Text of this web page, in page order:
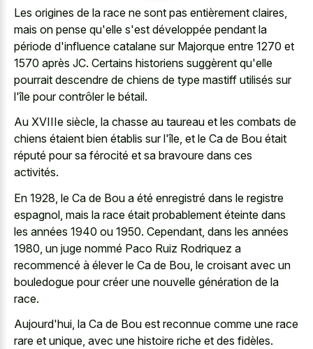
Les origines de la race ne sont pas entièrement claires,
mais on pense qu'elle s'est développée pendant la
période d'influence catalane sur Majorque entre 1270 et
1570 après JC. Certains historiens suggèrent qu'elle
pourrait descendre de chiens de type mastiff utilisés sur
l'île pour contrôler le bétail.
Au XVIIIe siècle, la chasse au taureau et les combats de
chiens étaient bien établis sur l'île, et le Ca de Bou était
réputé pour sa férocité et sa bravoure dans ces
activités.
En 1928, le Ca de Bou a été enregistré dans le registre
espagnol, mais la race était probablement éteinte dans
les années 1940 ou 1950. Cependant, dans les années
1980, un juge nommé Paco Ruiz Rodriquez a
recommencé à élever le Ca de Bou, le croisant avec un
bouledogue pour créer une nouvelle génération de la
race.
Aujourd'hui, la Ca de Bou est reconnue comme une race
rare et unique, avec une histoire riche et des fidèles.